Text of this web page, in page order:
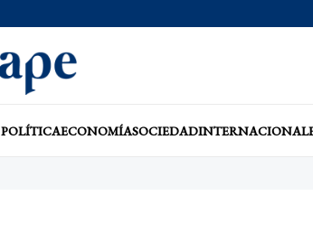
POLÍTICAECONOMÍASOCIEDAD